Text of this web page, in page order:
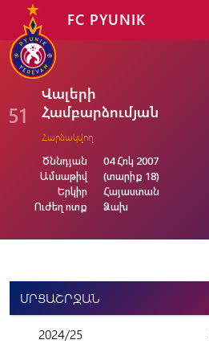
FC PYUNIK
51
Վալերի
Համբարձումյան
Հարձակվող
Ծննդյան
Ամսաթիվ
Երկիր
Ուժեղ ոտք
04 Հոկ 2007
(տարիք 18)
Հայաստան
Ձախ
ՄՐՑԱՇՐՋԱՆ
2024/25